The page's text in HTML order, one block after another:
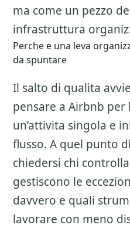
ma come un pezzo
infrastruttura
Perche e una leva
da spuntare
Il salto di qualita
pensare a Airbnb per
un’attivita singola e
flusso. A quel punto
chiedersi chi
gestiscono le
davvero e quali
lavorare con meno